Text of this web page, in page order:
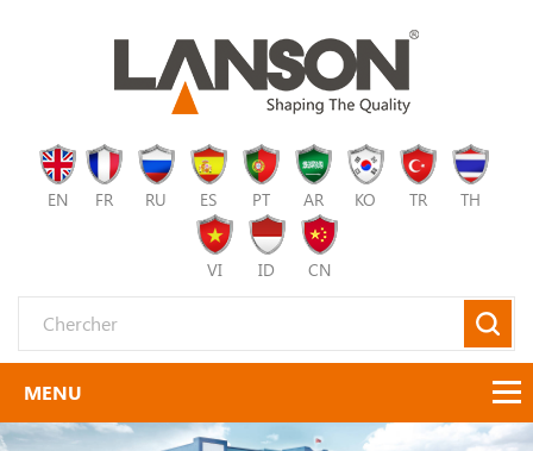
EN FR RU ES PT AR KO TR TH
VI ID CN